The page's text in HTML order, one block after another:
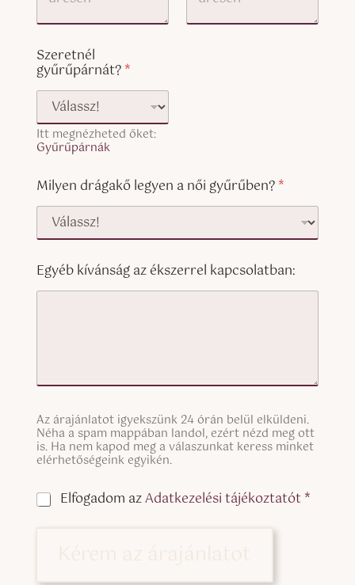
Szeretnél
gyűrűpárnát?*
Itt megnézheted őket:
Gyűrűpárnák
Milyen drágakő legyen a női gyűrűben?*
Egyéb kívánság az ékszerrel kapcsolatban:
S
i
n
g
e
L
Az árajánlatot igyekszünk 24 órán belül elküldeni.
Néha a spam mappában landol, ezért nézd meg ott
is. Ha nem kapod meg a válaszunkat keress minket
elérhetőségeink egyikén.
C
h
Elfogadom azAdatkezelési tájékoztatót *